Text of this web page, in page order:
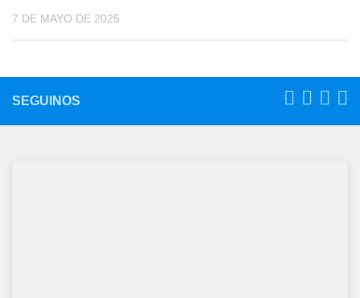
7 DE MAYO DE 2025
SEGUINOS